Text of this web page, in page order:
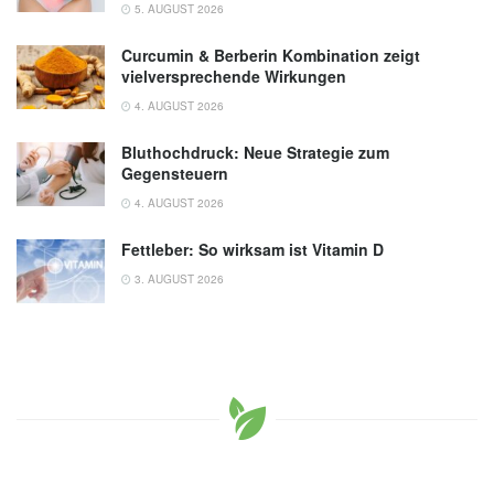
Jeanne Marie Baffa: Angeborene Herzfehler
im Überblick, MSD Manual, (Abruf
5. AUGUST 2026
Curcumin & Berberin Kombination zeigt
vielversprechende Wirkungen
4. AUGUST 2026
Bluthochdruck: Neue Strategie zum
Gegensteuern
4. AUGUST 2026
Fettleber: So wirksam ist Vitamin D
3. AUGUST 2026